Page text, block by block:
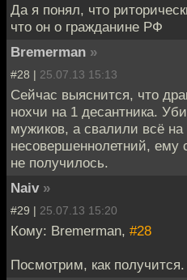
Да я понял, что
что он о гражданине РФ
Bremerman »
#28 | 25.07.13 15:13
Сейчас выяснится, что
нохчи на 1 десантника.
мужиков, а свалили всё
несовершеннолетний, ему
не получилось.
Naiv »
#29 | 25.07.13 15:20
Кому: Bremerman, #28
Посмотрим, как получится.